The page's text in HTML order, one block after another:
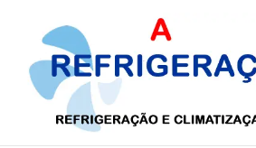
conteúdo